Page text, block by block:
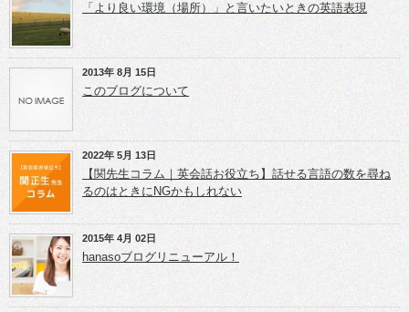
い
ウ
ィ
ン
ド
ウ
き
で
共
有
(新
し
い
で
開
き
で
し
い
ウ
ィ
ン
開
き
ま
す)
「より良い環境（場所）」と言いたいときの英語表現
2013年 8月 15日
このブログについて
2022年 5月 13日
【関先生コラム｜英会話お役立ち】話せる言語の数を尋ね
るのはときにNGかもしれない
2015年 4月 02日
hanasoブログリニューアル！